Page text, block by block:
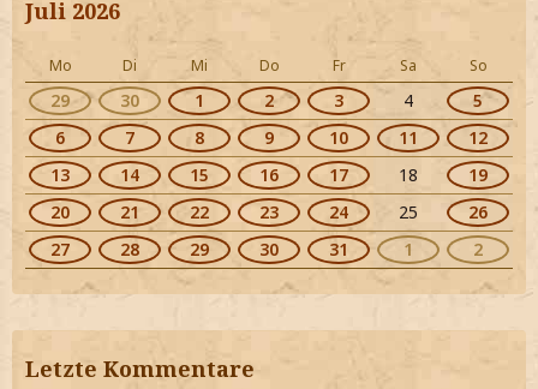
Juli 2026
Mo Di Mi Do Fr Sa So
29 30 1 2 3 4
5
6
7 8 9 10 11
12
13
14 15 16 17 18
19
20
21 22 23 24 25
26
27
28 29 30 31 1 2
Letzte Kommentare